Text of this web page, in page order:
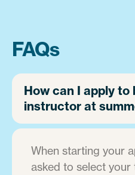
FAQs
How can I apply to
instructor at
When starting your
asked to select